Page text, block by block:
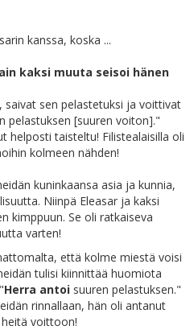
kanssa, koska ...
kaksi muuta seisoi hänen
saivat sen pelastetuksi ja voittivat
pelastuksen [suuren voiton]."
helposti taisteltu! Filistealaisilla oli
kolmeen nähden!
kuninkaansa asia ja kunnia,
Niinpä Eleasar ja kaksi
kimppuun. Se oli ratkaiseva
varten!
että kolme miestä voisi
tulisi kiinnittää huomiota
Herra antoi suuren pelastuksen."
rinnallaan, hän oli antanut
voittoon!